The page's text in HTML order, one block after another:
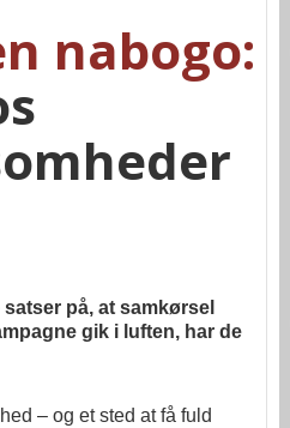
nabogo:
på, at samkørsel
gik i luften, har de
– og et sted at få fuld